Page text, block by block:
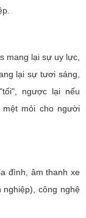
mang lại sự uy lực,
lại sự tươi sáng,
ngược lại nếu
mỏi cho người
đình, âm thanh xe
công nghệ